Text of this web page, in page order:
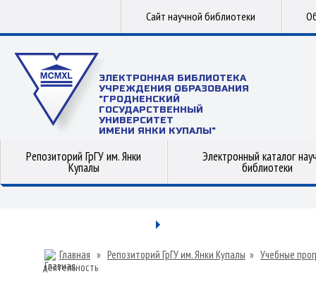
Сайт научной библиотеки
ЭЛЕКТРОННАЯ БИБЛИОТЕКА
УЧРЕЖДЕНИЯ ОБРАЗОВАНИЯ
"ГРОДНЕНСКИЙ
ГОСУДАРСТВЕННЫЙ
УНИВЕРСИТЕТ
ИМЕНИ ЯНКИ КУПАЛЫ"
Репозиторий ГрГУ им. Янки
Купалы
Электронный каталог
библиотеки
Главная » Репозиторий ГрГУ им. Янки Купалы » Учебные
деятельность